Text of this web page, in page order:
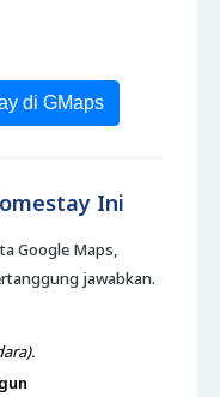
di GMaps
Ini
Google Maps,
jawabkan.